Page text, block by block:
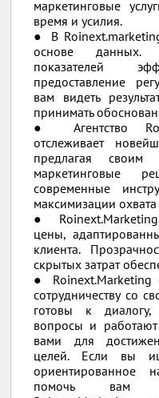
маркетинговые
время и усилия.
● В
основе данных.
показателей
предоставление
вам видеть
принимать
● Агентство
отслеживает
предлагая своим
маркетинговые
современные
максимизации
● Roinext.Marketing
цены,
клиента.
скрытых затрат
● Roinext.Marketing
сотрудничеству со
готовы к
вопросы и работают
вами для
целей. Если вы
ориентированное
помочь вам